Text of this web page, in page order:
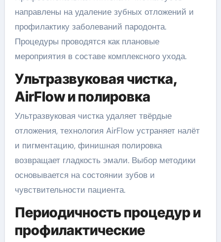
направлены на удаление зубных отложений и
профилактику заболеваний пародонта.
Процедуры проводятся как плановые
мероприятия в составе комплексного ухода.
Ультразвуковая чистка,
AirFlow и полировка
Ультразвуковая чистка удаляет твёрдые
отложения, технология AirFlow устраняет налёт
и пигментацию, финишная полировка
возвращает гладкость эмали. Выбор методики
основывается на состоянии зубов и
чувствительности пациента.
Периодичность процедур и
профилактические